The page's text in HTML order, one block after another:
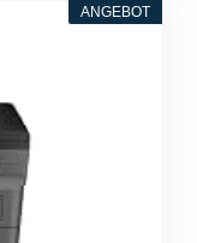
ANGEBOT